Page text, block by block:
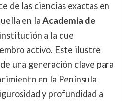
de las ciencias exactas en
en la Academia de
a la que
activo. Este ilustre
una generación clave para
en la Península
y profundidad a